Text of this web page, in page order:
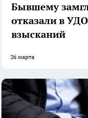
Бывшему
отказали в
взысканий
26 марта